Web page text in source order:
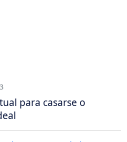
para casarse o